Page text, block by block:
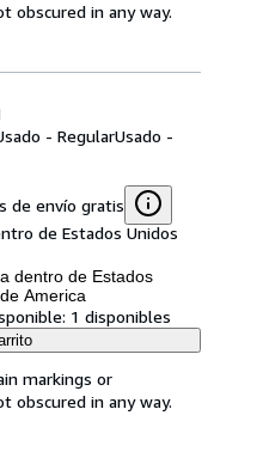
obscured in any way.
- RegularUsado -
de envío gratis
de Estados Unidos
dentro de Estados
America
1 disponibles
markings or
obscured in any way.